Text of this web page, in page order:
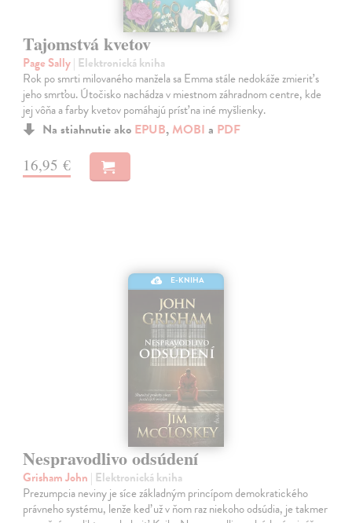
Tajomstvá kvetov
Page Sally| Elektronická kniha
Rok po smrti milovaného manžela sa Emma stále nedokáže zmieriť s
jeho smrťou. Útočisko nachádza v miestnom záhradnom centre, kde
jej vôňa a farby kvetov pomáhajú prísť na iné myšlienky.
Na stiahnutie ako EPUB, MOBI a PDF
16,95 €
E-KNIHA
Nespravodlivo odsúdení
Grisham John | Elektronická kniha
Prezumpcia neviny je síce základným princípom demokratického
právneho systému, lenže keď už v ňom raz niekoho odsúdia, je takmer